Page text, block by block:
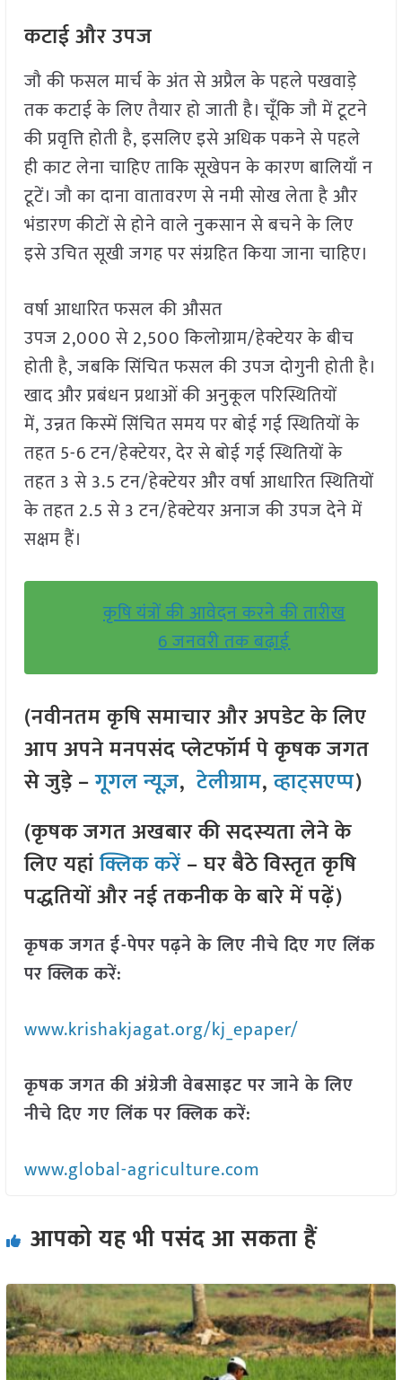
कटाई और उपज
जौ की फसल मार्च के अंत से अप्रैल के पहले पखवाड़े
तक कटाई के लिए तैयार हो जाती है। चूँकि जौ में टूटने
की प्रवृत्ति होती है, इसलिए इसे अधिक पकने से पहले
ही काट लेना चाहिए ताकि सूखेपन के कारण बालियाँ न
टूटें। जौ का दाना वातावरण से नमी सोख लेता है और
भंडारण कीटों से होने वाले नुकसान से बचने के लिए
इसे उचित सूखी जगह पर संग्रहित किया जाना चाहिए।
वर्षा आधारित फसल की औसत
उपज 2,000 से 2,500 किलोग्राम/हेक्टेयर के बीच
होती है, जबकि सिंचित फसल की उपज दोगुनी होती है।
खाद और प्रबंधन प्रथाओं की अनुकूल परिस्थितियों
में, उन्नत किस्में सिंचित समय पर बोई गई स्थितियों के
तहत 5-6 टन/हेक्टेयर, देर से बोई गई स्थितियों के
तहत 3 से 3.5 टन/हेक्टेयर और वर्षा आधारित स्थितियों
के तहत 2.5 से 3 टन/हेक्टेयर अनाज की उपज देने में
सक्षम हैं।
कृषि यंत्रों की आवेदन करने की तारीख
6 जनवरी तक बढ़ाई
(नवीनतम कृषि समाचार और अपडेट के लिए
आप अपने मनपसंद प्लेटफॉर्म पे कृषक जगत
से जुड़े –गूगल न्यूज़,टेलीग्राम,व्हाट्सएप्प)
(कृषक जगत अखबार की सदस्यता लेने के
लिए यहांक्लिक करें– घर बैठे विस्तृत कृषि
पद्धतियों और नई तकनीक के बारे में पढ़ें)
कृषक जगत ई-पेपर पढ़ने के लिए नीचे दिए गए लिंक
पर क्लिक करें:
www.krishakjagat.org/kj_epaper/
कृषक जगत की अंग्रेजी वेबसाइट पर जाने के लिए
नीचे दिए गए लिंक पर क्लिक करें:
www.global-agriculture.com
आपको यह भी पसंद आ सकता हैं